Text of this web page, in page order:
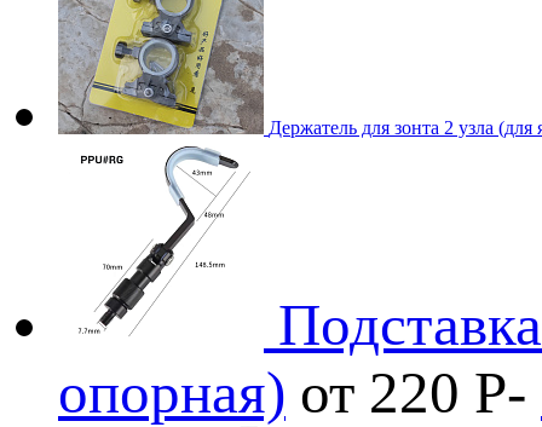
Держатель для зонта 2 узла (для
опорная) от 220 Р-